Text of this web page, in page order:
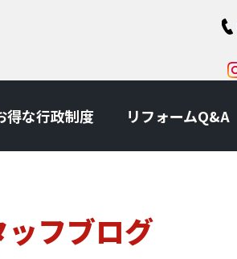
得な⾏政制度 リフォームQ&A
ッフブログ